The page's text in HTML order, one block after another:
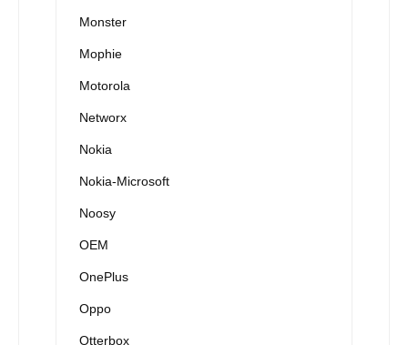
Monster
Mophie
Motorola
Networx
Nokia
Nokia-Microsoft
Noosy
OEM
OnePlus
Oppo
Otterbox